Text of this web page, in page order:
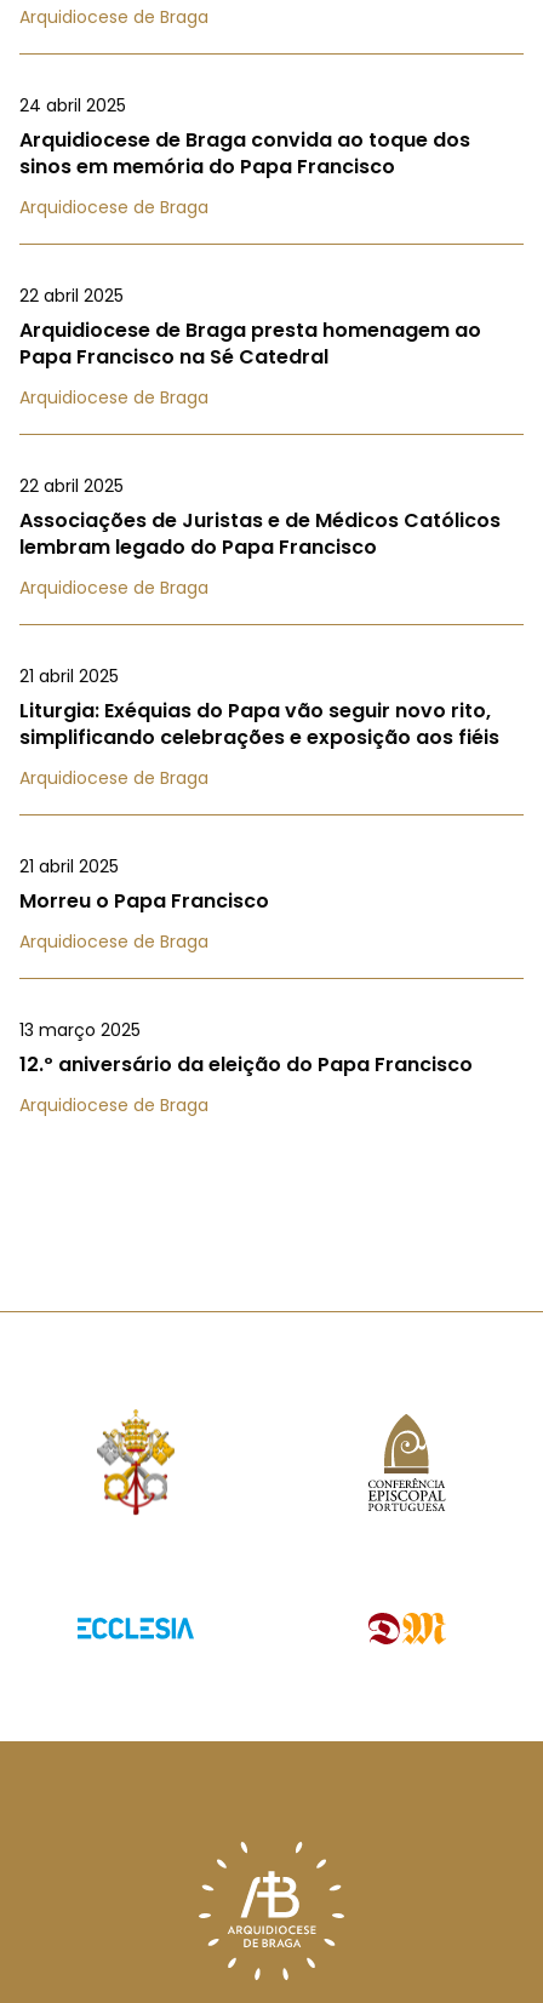
Arquidiocese de Braga
24 abril 2025
Arquidiocese de Braga convida ao toque dos
sinos em memória do Papa Francisco
Arquidiocese de Braga
22 abril 2025
Arquidiocese de Braga presta homenagem ao
Papa Francisco na Sé Catedral
Arquidiocese de Braga
22 abril 2025
Associações de Juristas e de Médicos Católicos
lembram legado do Papa Francisco
Arquidiocese de Braga
21 abril 2025
Liturgia: Exéquias do Papa vão seguir novo rito,
simplificando celebrações e exposição aos fiéis
Arquidiocese de Braga
21 abril 2025
Morreu o Papa Francisco
Arquidiocese de Braga
13 março 2025
12.º aniversário da eleição do Papa Francisco
Arquidiocese de Braga